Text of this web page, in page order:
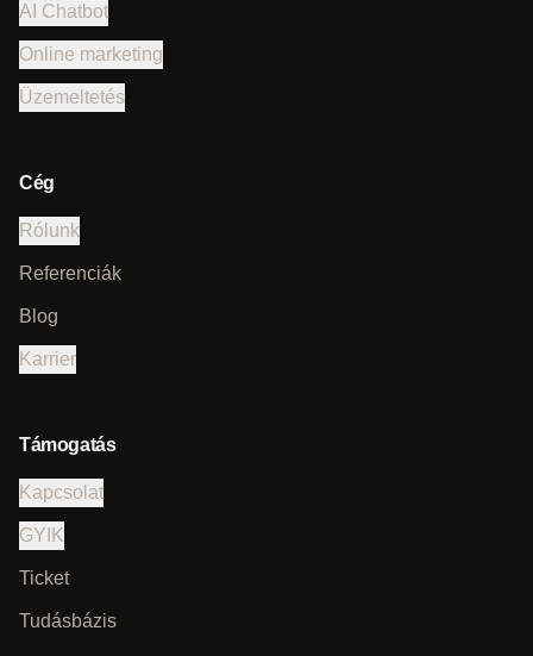
AI Chatbot
Online marketing
Üzemeltetés
Cég
Rólunk
Referenciák
Blog
Karrier
Támogatás
Kapcsolat
GYIK
Ticket
Tudásbázis